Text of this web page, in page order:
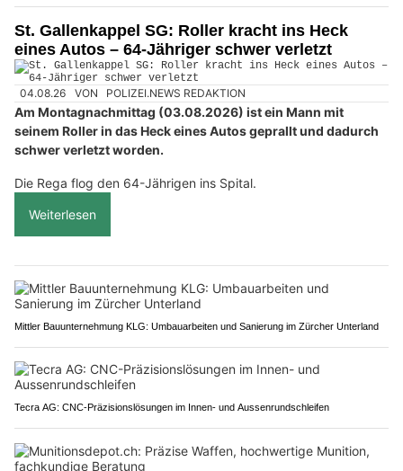
St. Gallenkappel SG: Roller kracht ins Heck
eines Autos – 64-Jähriger schwer verletzt
04.08.26 VON POLIZEI.NEWS REDAKTION
Am Montagnachmittag (03.08.2026) ist ein Mann mit
seinem Roller in das Heck eines Autos geprallt und dadurch
schwer verletzt worden.
Die Rega flog den 64-Jährigen ins Spital.
Weiterlesen
Mittler Bauunternehmung KLG: Umbauarbeiten und Sanierung im Zürcher Unterland
Tecra AG: CNC-Präzisionslösungen im Innen- und Aussenrundschleifen